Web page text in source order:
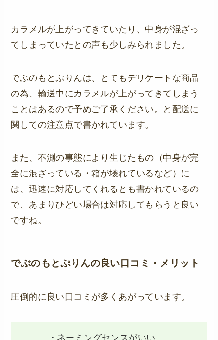
カラメルが上がってきていたり、中身が混ざっ
てしまっていたとの声も少しみられました。
でぶのもとぷりんは、とてもデリケートな商品
の為、輸送中にカラメルが上がってきてしまう
ことはあるので予めご了承ください。と配送に
関しての注意点で書かれています。
また、不測の事態により生じたもの（中身が完
全に混ざっている・箱が壊れているなど）に
は、迅速に対応してくれるとも書かれているの
で、あまりひどい場合は対応してもらうと良い
ですね。
でぶのもとぷりんの 良い口コミ・メリット
圧倒的に良い口コミが多くあがっています。
・ネーミングセンスがいい